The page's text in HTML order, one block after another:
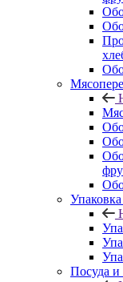
Упаковка
Посуда и